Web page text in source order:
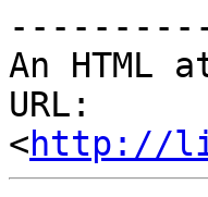
An HTML
URL:
<http://